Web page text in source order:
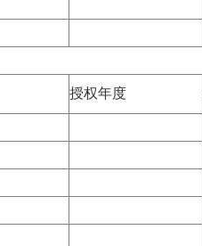
授权年度